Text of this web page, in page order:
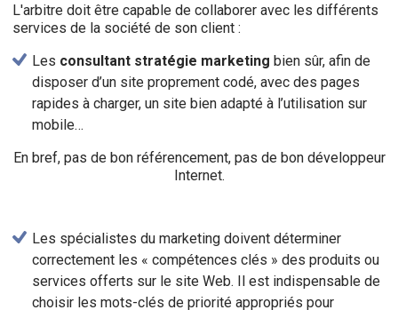
L'arbitre doit être capable de collaborer avec les différents
services de la société de son client :
Les consultant stratégie marketing bien sûr, afin de
disposer d’un site proprement codé, avec des pages
rapides à charger, un site bien adapté à l’utilisation sur
mobile…
En bref, pas de bon référencement, pas de bon développeur
Internet.
Les spécialistes du marketing doivent déterminer
correctement les « compétences clés » des produits ou
services offerts sur le site Web. Il est indispensable de
choisir les mots-clés de priorité appropriés pour